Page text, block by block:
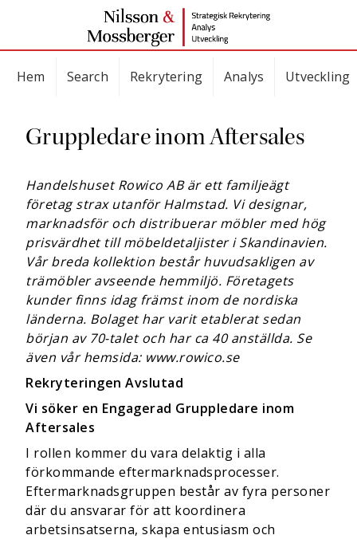
Hem Search Rekrytering Analys Utveckling
Gruppledare inom Aftersales
Handelshuset Rowico AB är ett familjeägt
företag strax utanför Halmstad. Vi designar,
marknadsför och distribuerar möbler med hög
prisvärdhet till möbeldetaljister i Skandinavien.
Vår breda kollektion består huvudsakligen av
trämöbler avseende hemmiljö. Företagets
kunder finns idag främst inom de nordiska
länderna. Bolaget har varit etablerat sedan
början av 70-talet och har ca 40 anställda. Se
även vår hemsida: www.rowico.se
Rekryteringen Avslutad
Vi söker en Engagerad Gruppledare inom
Aftersales
I rollen kommer du vara delaktig i alla
förkommande eftermarknadsprocesser.
Eftermarknadsgruppen består av fyra personer
där du ansvarar för att koordinera
arbetsinsatserna, skapa entusiasm och